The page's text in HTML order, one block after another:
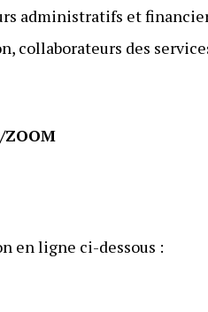
administratifs et
collaborateurs des
ZOOM
en ligne ci-dessous :